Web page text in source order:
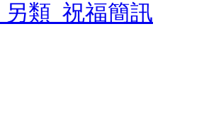
另類_祝福簡訊